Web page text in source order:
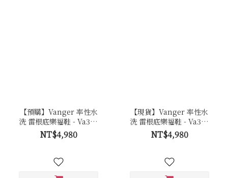
【預購】Vanger 率性水
洗 雷根底樂福鞋 - Va303
咖
NT$4,980
【現貨】Vanger 率性水
洗 雷根底樂福鞋 - Va303
咖
NT$4,980